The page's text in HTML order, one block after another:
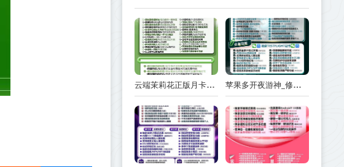
云端茉莉花正版月卡季卡年卡激活码_官方微信一键转发 苹果多开夜游神_修改步数版本-支持修改桌面logo和名字